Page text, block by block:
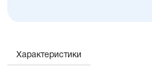
Характеристики